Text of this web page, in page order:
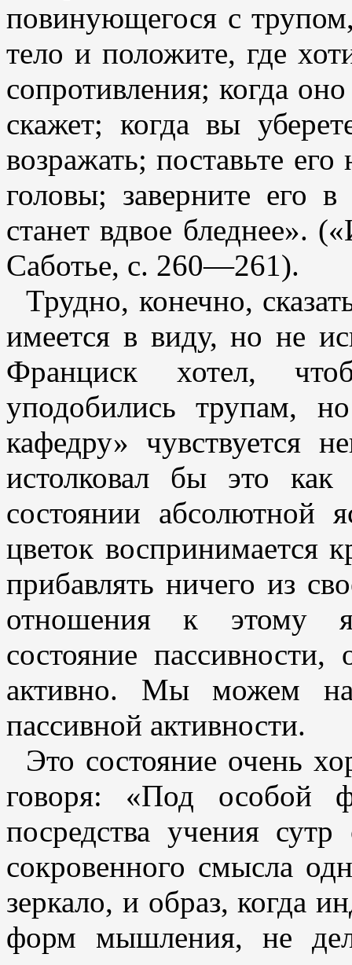
повинующегося с
тело и положите, где
сопротивления; когда
скажет; когда вы
возражать; поставьте
головы; заверните
станет вдвое бледнее».
Саботье, с. 260—261).
Трудно, конечно,
имеется в виду, но не
Франциск хотел,
уподобились трупам,
кафедру» чувствуется
истолковал бы это
состоянии абсолютной
цветок воспринимается
прибавлять ничего из
отношения к этому
состояние
активно. Мы можем
пассивной активности.
Это состояние очень
говоря: «Под особой
посредства учения
сокровенного смысла
зеркало, и образ, когда
форм мышления, не